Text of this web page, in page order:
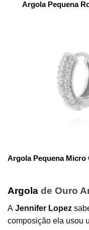
Argola Pequena
Argola Pequena Micro
Argola de Ouro
A Jennifer Lopez
composição ela usou